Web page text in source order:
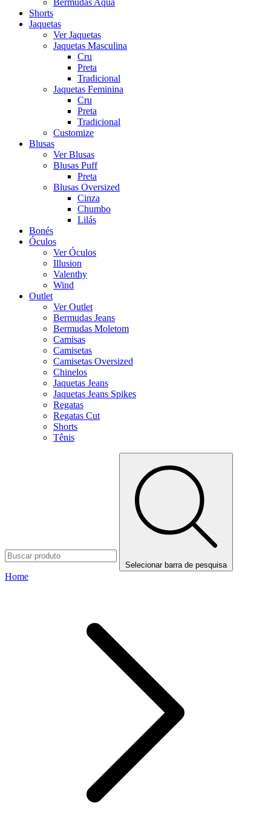
Bermudas Aqua
Shorts
Jaquetas
Ver Jaquetas
Jaquetas Masculina
Cru
Preta
Tradicional
Jaquetas Feminina
Cru
Preta
Tradicional
Customize
Blusas
Ver Blusas
Blusas Puff
Preta
Blusas Oversized
Cinza
Chumbo
Lilás
Bonés
Óculos
Ver Óculos
Illusion
Valenthy
Wind
Outlet
Ver Outlet
Bermudas Jeans
Bermudas Moletom
Camisas
Camisetas
Camisetas Oversized
Chinelos
Jaquetas Jeans
Jaquetas Jeans Spikes
Regatas
Regatas Cut
Shorts
Tênis
Selecionar barra de pesquisa
Home